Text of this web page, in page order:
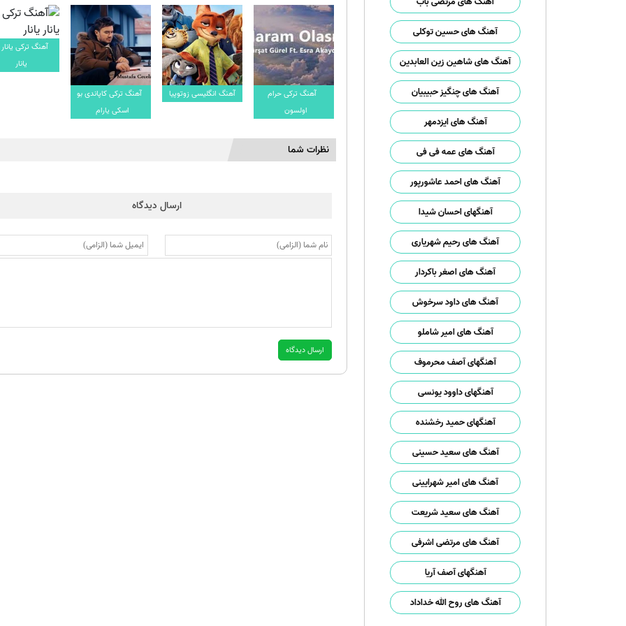
آهنگ های حسین توکلی
آهنگ های شاهین زین العابدین
آهنگ های چنگیز حبیبیان
آهنگ های ایزدمهر
آهنگ های عمه فی فی
آهنگ های احمد عاشورپور
آهنگهای احسان شیدا
آهنگ های رحیم شهریاری
آهنگ های اصغر باکردار
آهنگ های داود سرخوش
آهنگ های امیر شاملو
آهنگهای آصف محرموف
آهنگهای داوود یونسی
آهنگهای حمید رخشنده
آهنگ های سعید حسینی
آهنگ های امیر شهرایینی
آهنگ های سعید شریعت
آهنگ های مرتضی اشرفی
آهنگهای آصف آریا
آهنگ های روح الله خداداد
آهنگ ترکی حرام
اولسون
آهنگ انگلیسی زوتوپیا
آهنگ ترکی کاپاندی بو
اسکی یارام
آهنگ ترکی یانار
یانار
نظرات شما
ارسال دیدگاه